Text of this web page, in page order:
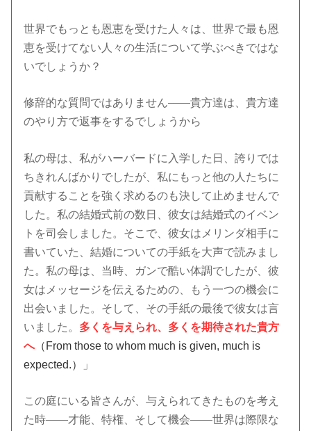
世界でもっとも恩恵を受けた人々は、世界で最も恩
恵を受けてない人々の生活について学ぶべきではな
いでしょうか？
修辞的な質問ではありません――貴方達は、貴方達
のやり方で返事をするでしょうから
私の母は、私がハーバードに入学した日、誇りでは
ちきれんばかりでしたが、私にもっと他の人たちに
貢献することを強く求めるのも決して止めませんで
した。私の結婚式前の数日、彼女は結婚式のイベン
トを司会しました。そこで、彼女はメリンダ相手に
書いていた、結婚についての手紙を大声で読みまし
た。私の母は、当時、ガンで酷い体調でしたが、彼
女はメッセージを伝えるための、もう一つの機会に
出会いました。そして、その手紙の最後で彼女は言
いました。 多くを与えられ、多くを期待された貴方
へ（From those to whom much is given, much is
expected.）
」
この庭にいる皆さんが、与えられてきたものを考え
た時――才能、特権、そして機会――世界は際限な